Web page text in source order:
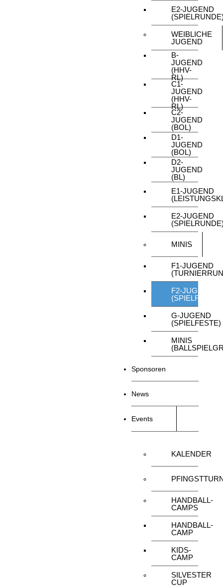
E2-JUGEND
WEIBLICHE
JUGEND
B-
JUGEND
(HHV-
RL)
C1-
JUGEND
(HHV-
RL)
C2-
JUGEND
(BOL)
D1-
JUGEND
(BOL)
D2-
JUGEND
(BL)
E1-JUGEND
E2-JUGEND
MINIS
F1-JUGEND
F2-JUGEND
(SPIELFESTE)
G-JUGEND
(SPIELFESTE)
MINIS
Sponsoren
News
Events
KALENDER
HANDBALL-
CAMPS
HANDBALL-
CAMP
KIDS-
CAMP
SILVESTER
CUP